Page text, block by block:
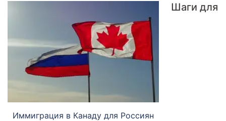
Иммиграция в Канаду для Россиян
Шаги для